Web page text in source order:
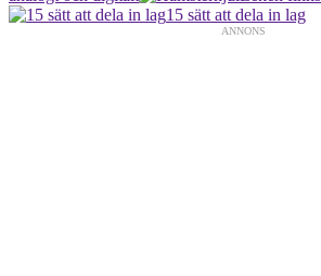
15 sätt att dela in lag
ANNONS